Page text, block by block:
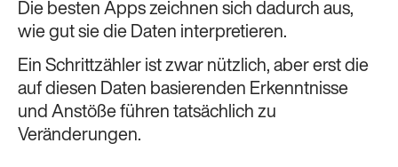
Die besten Apps zeichnen sich dadurch aus,
wie gut sie die Daten interpretieren.
Ein Schrittzähler ist zwar nützlich, aber erst die
auf diesen Daten basierenden Erkenntnisse
und Anstöße führen tatsächlich zu
Veränderungen.